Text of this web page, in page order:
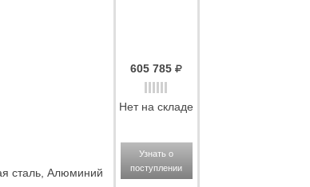
сталь, Алюминий
605 785
Нет на складе
Узнать о
поступлении